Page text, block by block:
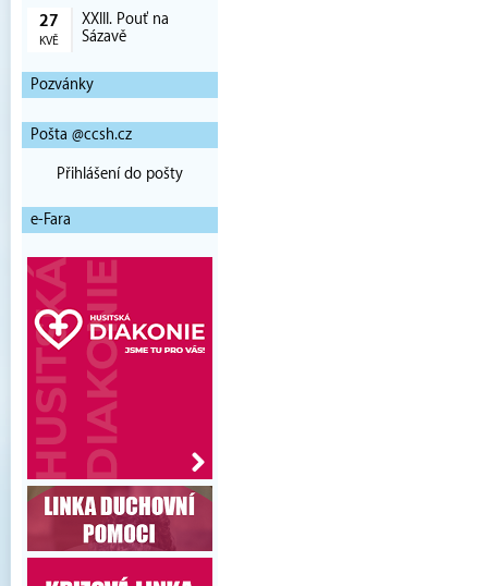
27
KVĚ
XXIII. Pouť na
Sázavě
Pozvánky
Pošta @ccsh.cz
Přihlášení do pošty
e-Fara